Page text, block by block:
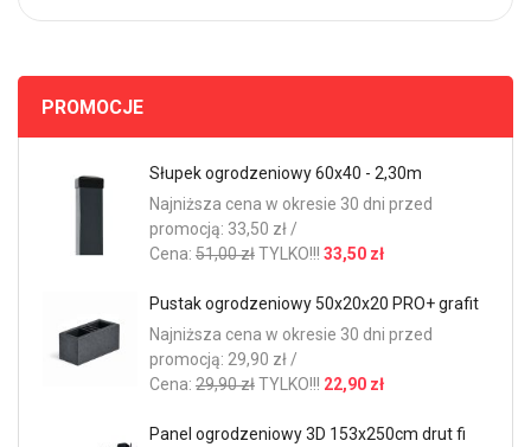
PROMOCJE
Słupek ogrodzeniowy 60x40 - 2,30m
Najniższa cena w okresie 30 dni przed
promocją: 33,50 zł /
Cena: 51,00 złTYLKO!!! 33,50 zł
Pustak ogrodzeniowy 50x20x20 PRO+ grafit
Najniższa cena w okresie 30 dni przed
promocją: 29,90 zł /
Cena: 29,90 złTYLKO!!! 22,90 zł
Panel ogrodzeniowy 3D 153x250cm drut fi